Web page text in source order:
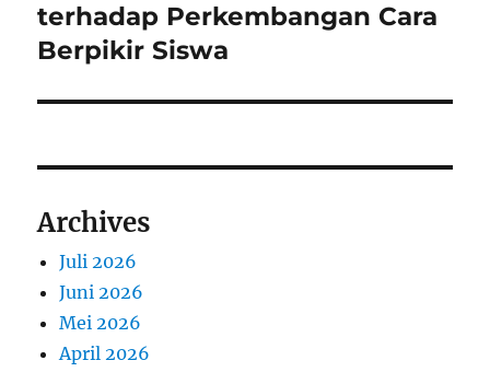
terhadap Perkembangan Cara
Berpikir Siswa
Archives
Juli 2026
Juni 2026
Mei 2026
April 2026